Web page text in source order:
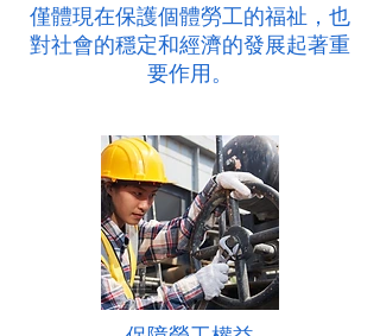
僅體現在保護個體勞工的福祉，也
對社會的穩定和經濟的發展起著重
要作用。